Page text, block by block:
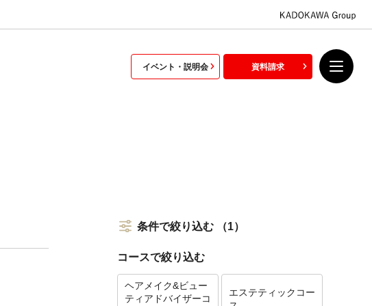
イベント・説明会 資料請求
条件で絞り込む （1）
コースで絞り込む
ヘアメイク&ビュー
ティアドバイザーコ
エステティックコー